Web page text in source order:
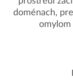
doménach,
omylom